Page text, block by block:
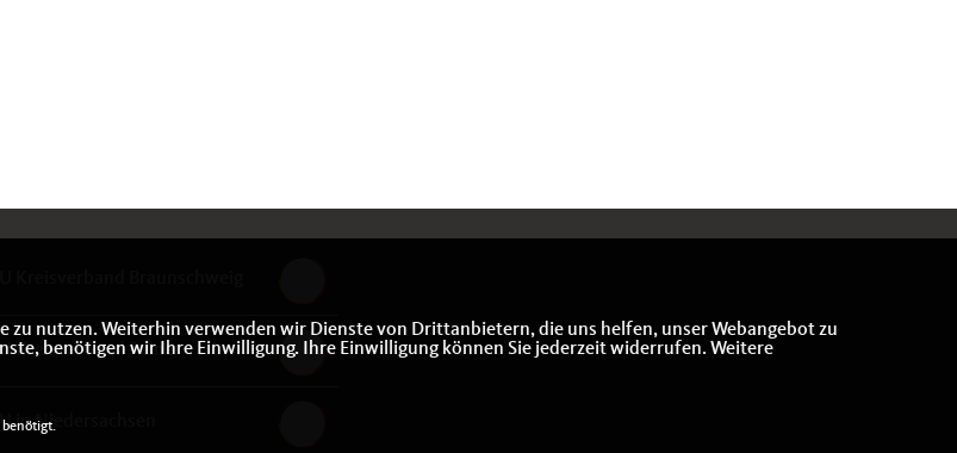
Kreisverband Peine
in Niedersachsen
zu nutzen. Weiterhin verwenden wir Dienste von Drittanbietern, die uns helfen, unser Webangebot zu
benötigen wir Ihre Einwilligung. Ihre Einwilligung können Sie jederzeit widerrufen. Weitere
benötigt.